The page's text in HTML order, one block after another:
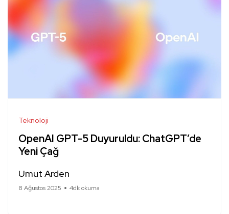
Teknoloji
OpenAI GPT-5 Duyuruldu: ChatGPT’de
Yeni Çağ
Umut Arden
8 Ağustos 2025 4dk okuma